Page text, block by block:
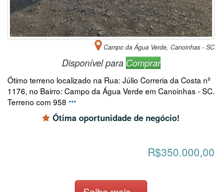
Campo da Água Verde, Canoinhas - SC
Disponível para Comprar
Ótimo terreno localizado na Rua: Júlio Correria da Costa nº
1176, no Bairro: Campo da Água Verde em Canoinhas - SC.
Terreno com 958
Ótima oportunidade de negócio!
R$350.000,00